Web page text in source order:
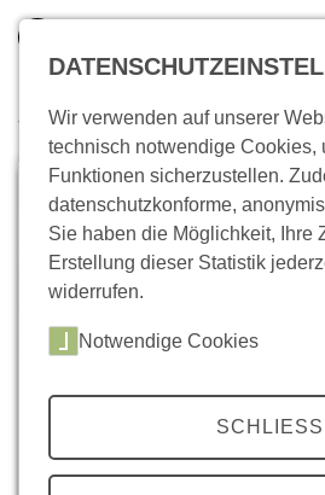
inkl. MwSt.
Zum Warenkorb
Wo bin ich?
Wir verwenden auf unserer
technisch notwendige Cookies,
Funktionen sicherzustellen.
datenschutzkonforme,
Sie haben die Möglichkeit, Ihre
Erstellung dieser Statistik
widerrufen.
Notwendige Cookies